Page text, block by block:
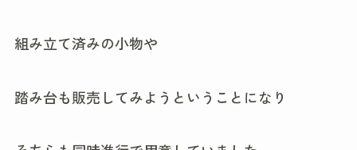
組み立て済みの小物や
踏み台も販売してみようということになり